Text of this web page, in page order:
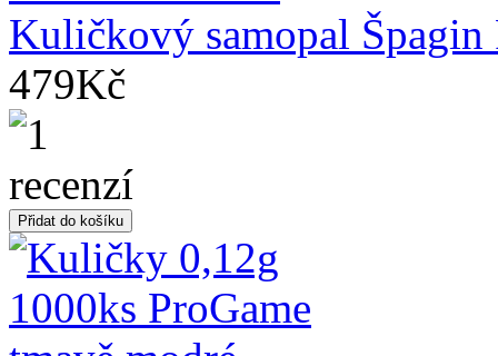
Kuličkový samopal Špagin
479Kč